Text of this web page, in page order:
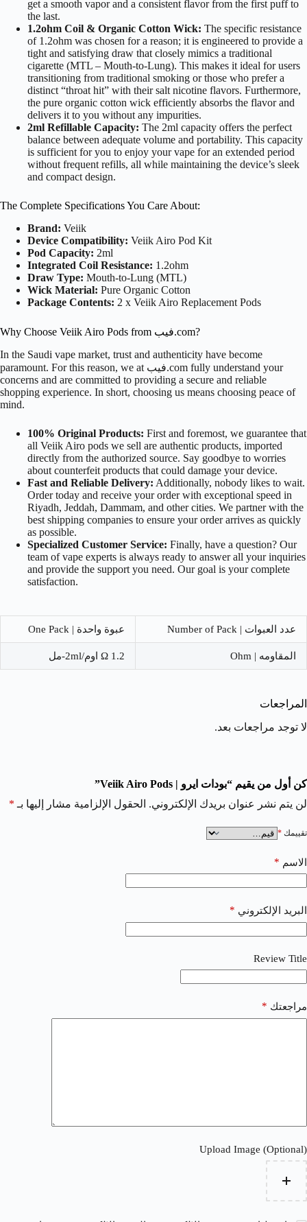
get a smooth vapor and a consistent flavor from the first puff to
the last.
1.2ohm Coil & Organic Cotton Wick: The specific resistance
of 1.2ohm was chosen for a reason; it is engineered to provide a
tight and satisfying draw that closely mimics a traditional
cigarette (MTL – Mouth-to-Lung). This makes it ideal for users
transitioning from traditional smoking or those who prefer a
distinct “throat hit” with their salt nicotine flavors. Furthermore,
the pure organic cotton wick efficiently absorbs the flavor and
delivers it to you without any impurities.
2ml Refillable Capacity: The 2ml capacity offers the perfect
balance between adequate volume and portability. This capacity
is sufficient for you to enjoy your vape for an extended period
without frequent refills, all while maintaining the device’s sleek
and compact design.
The Complete Specifications You Care About:
Brand: Veiik
Device Compatibility: Veiik Airo Pod Kit
Pod Capacity: 2ml
Integrated Coil Resistance: 1.2ohm
Draw Type: Mouth-to-Lung (MTL)
Wick Material: Pure Organic Cotton
Package Contents: 2 x Veiik Airo Replacement Pods
Why Choose Veiik Airo Pods from فيب.com?
In the Saudi vape market, trust and authenticity have become
paramount. For this reason, we at فيب.com fully understand your
concerns and are committed to providing a secure and reliable
shopping experience. In short, choosing us means choosing peace of
mind.
100% Original Products: First and foremost, we guarantee that
all Veiik Airo pods we sell are authentic products, imported
directly from the authorized source. Say goodbye to worries
about counterfeit products that could damage your device.
Fast and Reliable Delivery: Additionally, nobody likes to wait.
Order today and receive your order with exceptional speed in
Riyadh, Jeddah, Dammam, and other cities. We partner with the
best shipping companies to ensure your order arrives as quickly
as possible.
Specialized Customer Service: Finally, have a question? Our
team of vape experts is always ready to answer all your inquiries
and provide the support you need. Our goal is your complete
satisfaction.
عدد العبوات | Number of Pack عبوة واحدة | One Pack
المقاومه | Ohm 1.2 Ω اوم/2ml-مل
المراجعات
لا توجد مراجعات بعد.
كن أول من يقيم “بودات ايرو | Veiik Airo Pods”
لن يتم نشر عنوان بريدك الإلكتروني. الحقول الإلزامية مشار إليها بـ *
تقييمك *
الاسم *
البريد الإلكتروني *
Review Title
مراجعتك *
Upload Image (Optional)